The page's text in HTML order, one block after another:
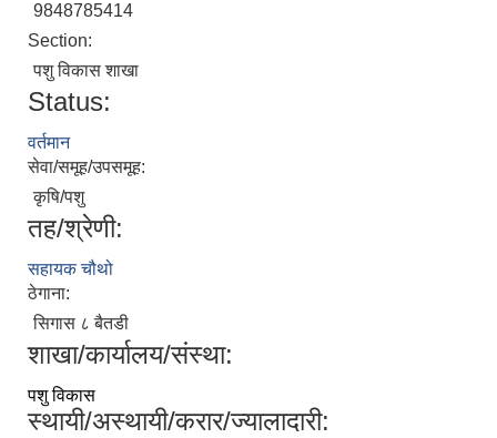
9848785414
Section:
पशु विकास शाखा
Status:
वर्तमान
सेवा/समूह/उपसमूह:
कृषि/पशु
तह/श्रेणी:
सहायक चौथो
ठेगाना:
सिगास ८ बैतडी
शाखा/कार्यालय/संस्था:
पशु विकास
स्थायी/अस्थायी/करार/ज्यालादारी: